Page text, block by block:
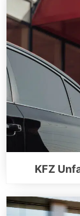
KFZ